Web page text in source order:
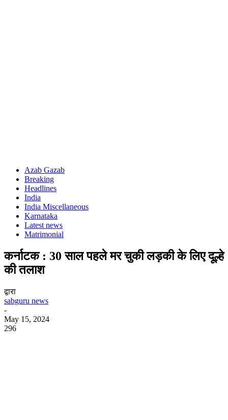
Azab Gazab
Breaking
Headlines
India
India Miscellaneous
Karnataka
Latest news
Matrimonial
कर्नाटक : 30 साल पहले मर चुकी लड़की के लिए दूल्हे
की तलाश
द्वारा
sabguru news
-
May 15, 2024
296